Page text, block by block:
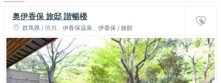
奥伊香保 旅邸 諧暢楼
群馬県 / 渋川、伊香保温泉、伊香保 / 旅館